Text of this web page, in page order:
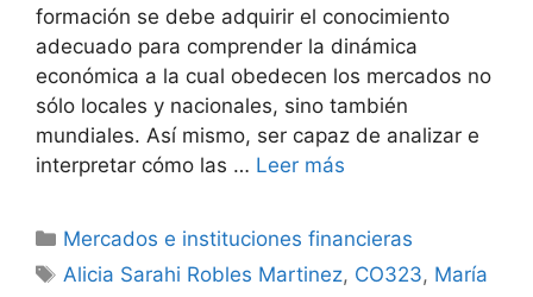
formación se debe adquirir el conocimiento
adecuado para comprender la dinámica
económica a la cual obedecen los mercados no
sólo locales y nacionales, sino también
mundiales. Así mismo, ser capaz de analizar e
interpretar cómo las … Leer más
Categorías
Mercados e instituciones financieras
Etiquetas
Alicia Sarahi Robles Martinez, CO323, María